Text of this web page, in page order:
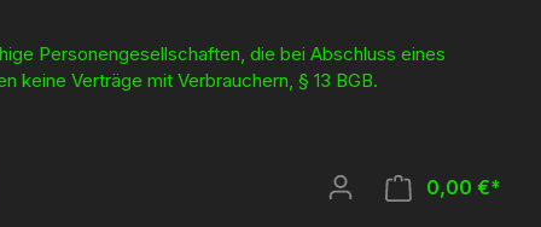
Personengesellschaften, die bei Abschluss eines
keine Verträge mit Verbrauchern, § 13 BGB.
0,00 €*